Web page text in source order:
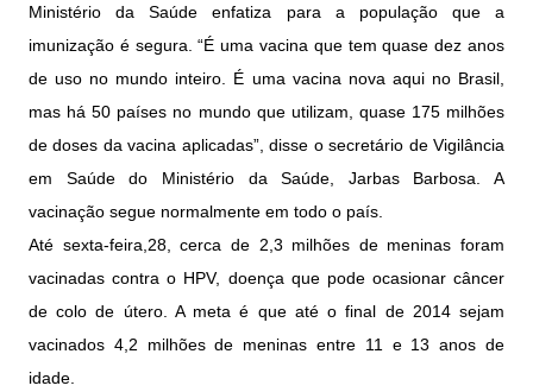
Ministério da Saúde enfatiza para a população que a
imunização é segura. “É uma vacina que tem quase dez anos
de uso no mundo inteiro. É uma vacina nova aqui no Brasil,
mas há 50 países no mundo que utilizam, quase 175 milhões
de doses da vacina aplicadas”, disse o secretário de Vigilância
em Saúde do Ministério da Saúde, Jarbas Barbosa. A
vacinação segue normalmente em todo o país.
Até sexta-feira,28, cerca de 2,3 milhões de meninas foram
vacinadas contra o HPV, doença que pode ocasionar câncer
de colo de útero. A meta é que até o final de 2014 sejam
vacinados 4,2 milhões de meninas entre 11 e 13 anos de
idade.